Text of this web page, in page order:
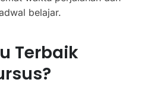
belajar.
Terbaik